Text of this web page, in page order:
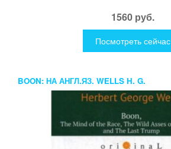
1560 руб.
Посмотреть сейчас
BOON: НА АНГЛ.ЯЗ. WELLS H. G.